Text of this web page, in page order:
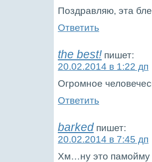
Поздравляю, эта
Ответить
the best! пишет:
20.02.2014 в 1:22 дп
Огромное
Ответить
barked пишет:
20.02.2014 в 7:45 дп
Хм…ну это памойму